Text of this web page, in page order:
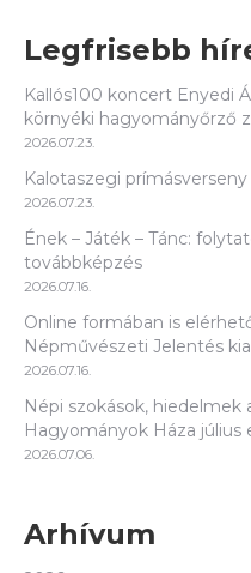
Legfrisebb
Kallós100 koncert Enyedi
környéki hagyományőrző
2026.07.23.
Kalotaszegi
2026.07.23.
Ének – Játék – Tánc:
továbbképzés
2026.07.16.
Online formában is
Népművészeti Jelentés
2026.07.16.
Népi szokások, hiedelmek
Hagyományok Háza július
2026.07.06.
Arhívum